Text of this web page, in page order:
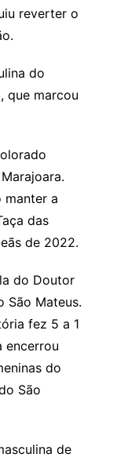
reverter o
do
que marcou
manter a
das
de 2022.
do Doutor
São Mateus.
fez 5 a 1
encerrou
do
São
de